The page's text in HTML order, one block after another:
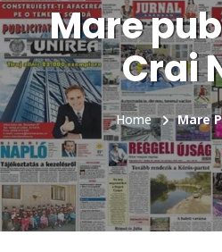
Mare
Crai
Home Mare